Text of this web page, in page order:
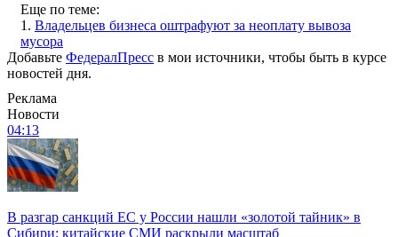
Еще по теме:
1. Владельцев бизнеса оштрафуют за неоплату вывоза
мусора
Добавьте ФедералПресс в мои источники, чтобы быть в курсе
новостей дня.
Реклама
Новости
04:13
В разгар санкций ЕС у России нашли «золотой тайник» в
Сибири: китайские СМИ раскрыли масштаб